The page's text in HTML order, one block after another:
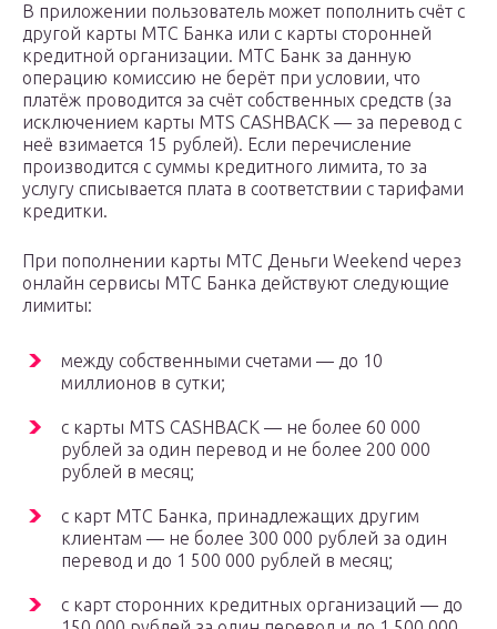
В приложении пользователь может пополнить счёт с
другой карты МТС Банка или с карты сторонней
кредитной организации. МТС Банк за данную
операцию комиссию не берёт при условии, что
платёж проводится за счёт собственных средств (за
исключением карты MTS CASHBACK — за перевод с
неё взимается 15 рублей). Если перечисление
производится с суммы кредитного лимита, то за
услугу списывается плата в соответствии с тарифами
кредитки.
При пополнении карты МТС Деньги Weekend через
онлайн сервисы МТС Банка действуют следующие
лимиты:
между собственными счетами — до 10
миллионов в сутки;
с карты MTS CASHBACK — не более 60 000
рублей за один перевод и не более 200 000
рублей в месяц;
с карт МТС Банка, принадлежащих другим
клиентам — не более 300 000 рублей за один
перевод и до 1 500 000 рублей в месяц;
с карт сторонних кредитных организаций — до